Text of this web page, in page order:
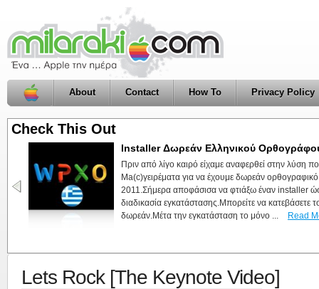
About Contact How To Privacy Policy
Check This Out
Click2Pic, Φωτογραφία με ένα Click,
Ακόμη μια εφαρμογή από το milaraki.com για εσάς
για μια (ακόμη) απλή εφαρμογή που σκοπό έχει να
σας ώστε να την έχετε πρόχειρη .Αυτό που κάνει η
τραβάει μια φωτογραφία με την iSight του
Lets Rock [The Keynote Video]